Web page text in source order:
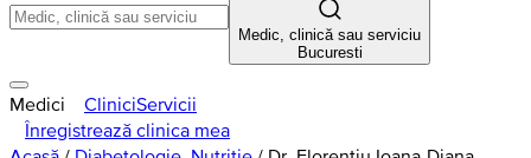
Medic, clinică sau serviciu
Bucuresti
Medici CliniciServicii
Înregistrează clinica mea